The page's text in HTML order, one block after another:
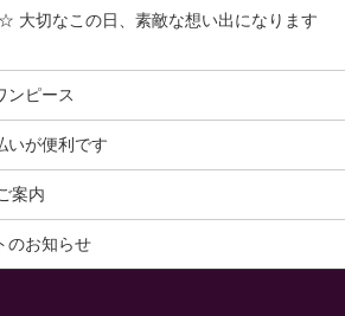
大切なこの日、素敵な想い出になります
ピース
いが便利です
案内
のお知らせ